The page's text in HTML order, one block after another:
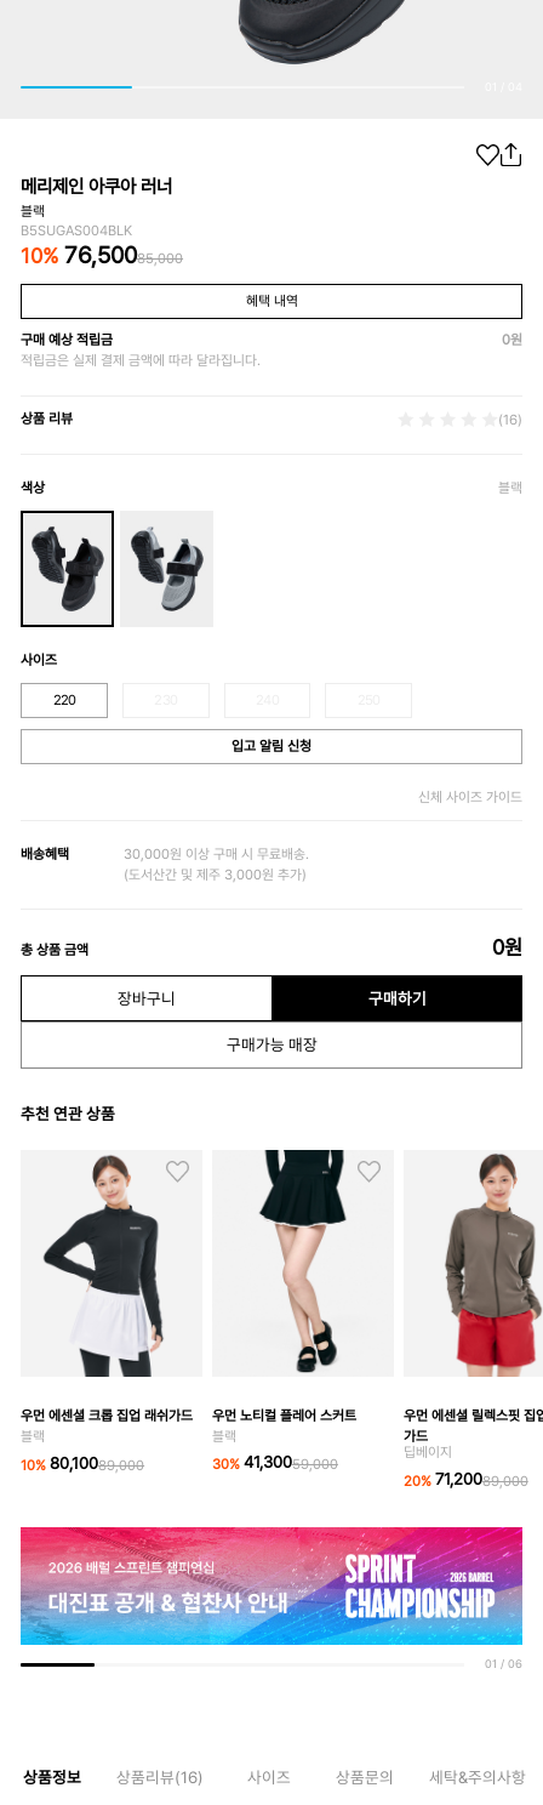
메리제인 아쿠아 러너
블랙
B5SUGAS004BLK
10% 76,50085,000
혜택 내역
구매 예상 적립금 0원
적립금은 실제 결제 금액에 따라 달라집니다.
상품 리뷰 (16)
색상 블랙
사이즈
220
입고 알림 신청
신체 사이즈 가이드
배송혜택
30,000원 이상 구매 시 무료배송.
(도서산간 및 제주 3,000원 추가)
총 상품 금액 0원
장바구니 구매하기
구매가능 매장
추천 연관 상품
우먼 에센셜 크롭 집업 래쉬가드
블랙
10% 80,10089,000
우먼 노티컬 플레어 스커트
블랙
30% 41,30059,000
우먼 에센셜 릴렉스핏 집
가드
딥베이지
20% 71,20089,000
01 / 06
상품정보 상품리뷰(16) 사이즈 상품문의 세탁&주의사항